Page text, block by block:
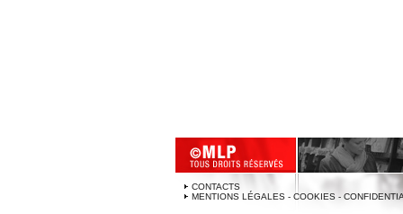
CONTACTS
MENTIONS LÉGALES - COOKIES -